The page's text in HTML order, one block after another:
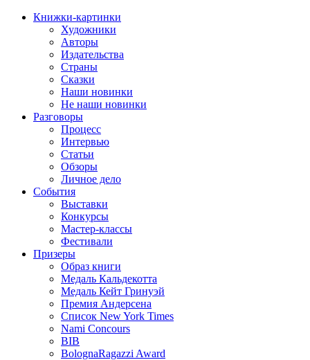
Книжки-картинки
Художники
Авторы
Издательства
Страны
Сказки
Наши новинки
Не наши новинки
Разговоры
Процесс
Интервью
Статьи
Обзоры
Личное дело
События
Выставки
Конкурсы
Мастер-классы
Фестивали
Призеры
Образ книги
Медаль Кальдекотта
Медаль Кейт Гринуэй
Премия Андерсена
Список New York Times
Nami Concours
BIB
BolognaRagazzi Award